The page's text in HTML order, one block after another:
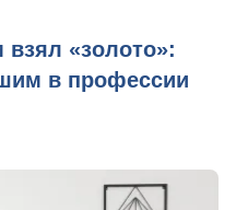
«золото»:
в профессии